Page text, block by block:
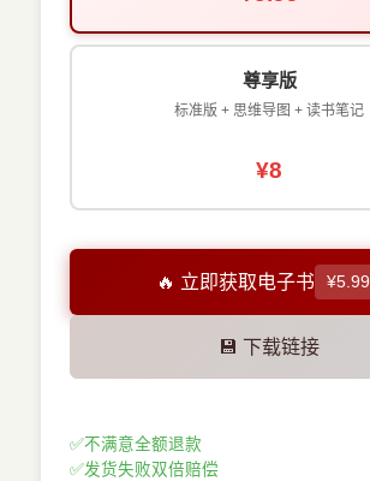
尊享版
标准版 + 思维导图 + 读书笔记
¥8
🔥 立即获取电子书 ¥5.99
💾 下载链接
✅不满意全额退款
✅发货失败双倍赔偿